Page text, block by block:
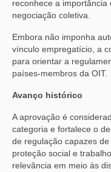
reconhece a
negociação coletiva.
Embora não imponha
vínculo empregatício, a
para orientar a
países-membros da OIT.
Avanço histórico
A aprovação é
categoria e fortalece o
de regulação capazes
proteção social e
relevância em meio às